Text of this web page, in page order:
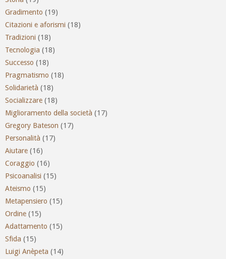
Gradimento (19)
Citazioni e aforismi (18)
Tradizioni (18)
Tecnologia (18)
Successo (18)
Pragmatismo (18)
Solidarietà (18)
Socializzare (18)
Miglioramento della società (17)
Gregory Bateson (17)
Personalità (17)
Aiutare (16)
Coraggio (16)
Psicoanalisi (15)
Ateismo (15)
Metapensiero (15)
Ordine (15)
Adattamento (15)
Sfida (15)
Luigi Anèpeta (14)